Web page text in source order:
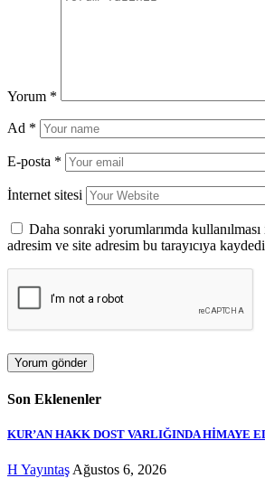
Yorum *
Ad *
E-posta *
İnternet sitesi
Daha sonraki yorumlarımda kullanılması
adresim ve site adresim bu tarayıcıya
Son Eklenenler
KUR’AN HAKK DOST VARLIĞINDA HİMAYE
H Yayıntaş Ağustos 6, 2026